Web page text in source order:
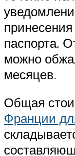
паспорта.
можно
месяцев.
Общая
Франции